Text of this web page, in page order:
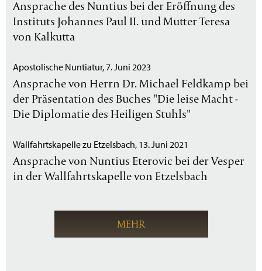
Ansprache des Nuntius bei der Eröffnung des
Instituts Johannes Paul II. und Mutter Teresa
von Kalkutta
Apostolische Nuntiatur, 7. Juni 2023
Ansprache von Herrn Dr. Michael Feldkamp bei
der Präsentation des Buches "Die leise Macht -
Die Diplomatie des Heiligen Stuhls"
Wallfahrtskapelle zu Etzelsbach, 13. Juni 2021
Ansprache von Nuntius Eterovic bei der Vesper
in der Wallfahrtskapelle von Etzelsbach
MEHR